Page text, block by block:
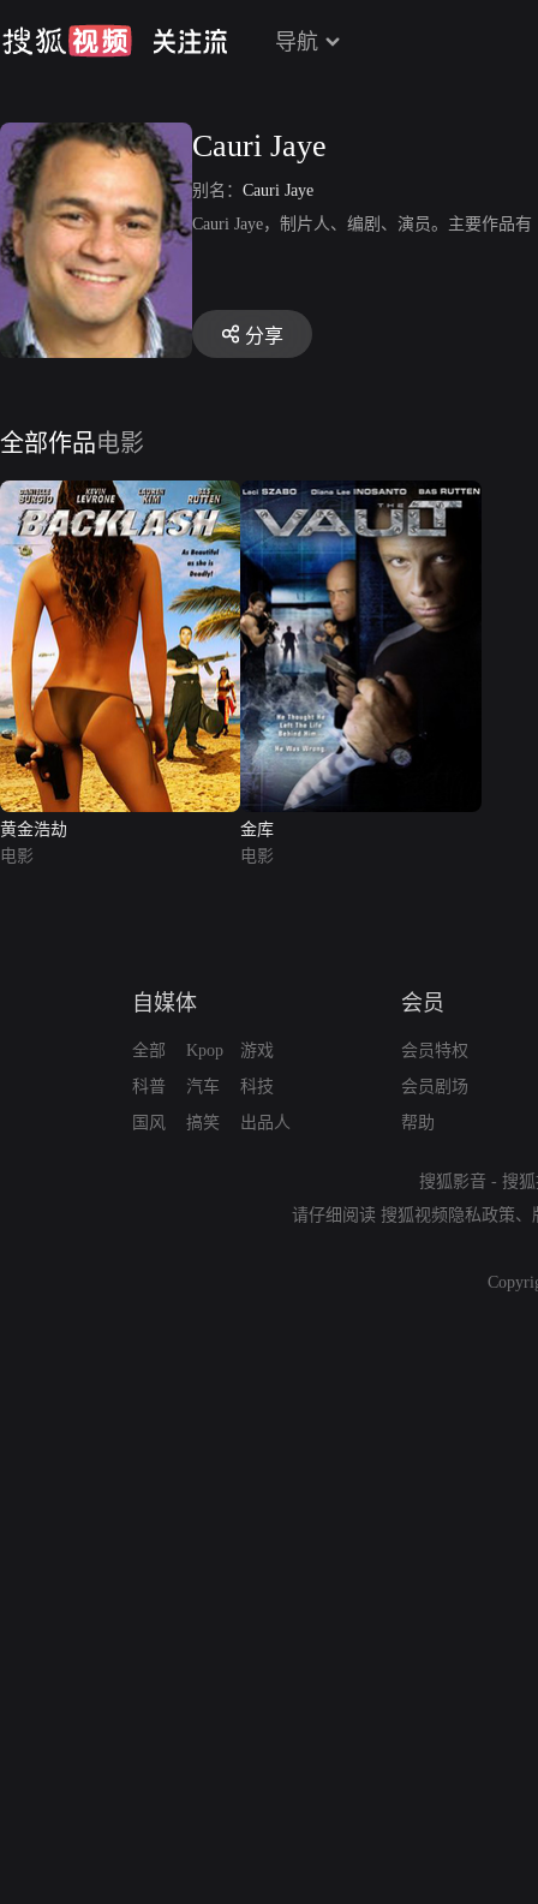
导航
Cauri Jaye
别名： Cauri Jaye
Cauri Jaye，制片人、编剧、演员。主要作品
分享
全部作品电影
黄金浩劫
电影
金库
电影
自媒体
全部
科普
国风
Kpop
汽车
搞笑
游戏
科技
出品人
会员
会员特权
会员剧场
帮助
搜狐影音 - 搜
请仔细阅读 搜狐视频隐私政策、